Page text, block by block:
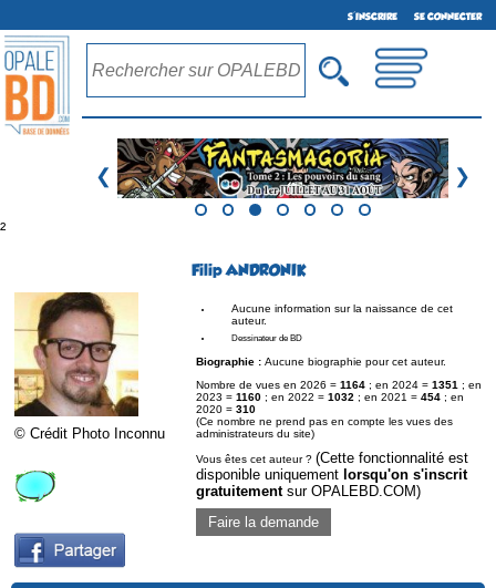
S'INSCRIRE SE CONNECTER
❮ ❯
²
Filip ANDRONIK
© Crédit Photo Inconnu
Aucune information sur la naissance de cet
auteur.
Dessinateur de BD
Biographie : Aucune biographie pour cet auteur.
Nombre de vues en 2026 = 1164 ; en 2024 = 1351 ; en
2023 = 1160 ; en 2022 = 1032 ; en 2021 = 454 ; en
2020 = 310
(Ce nombre ne prend pas en compte les vues des
administrateurs du site)
Vous êtes cet auteur ? (Cette fonctionnalité est
disponible uniquement lorsqu'on s'inscrit
gratuitementsur OPALEBD.COM)
Faire la demande